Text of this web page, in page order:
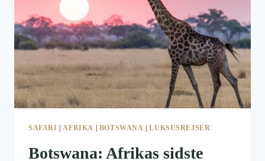
SAFARI |AFRIKA BOTSWANA |LUKSUSREJSER
Botswana: Afrikas sidste